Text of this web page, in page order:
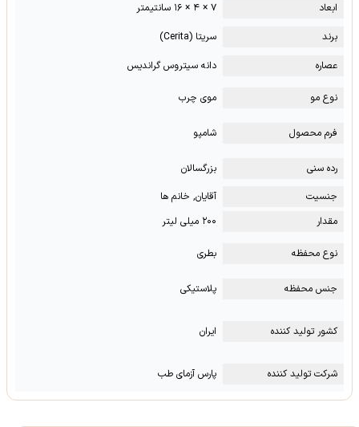
ابعاد
۷ × ۴ × ۱۶ سانتیمتر
برند
سریتا (Cerita)
عصاره
دانه سیتروس گراندیس
نوع مو موی چرب
فرم محصول شامپو
رده سنی
بزرگسالان
جنسیت
آقایان, خانم ها
مقدار
۲۰۰ میلی لیتر
نوع محفظه بطری
جنس محفظه پلاستیکی
کشور تولید کننده ایران
شرکت تولید کننده پارس آزمای طب